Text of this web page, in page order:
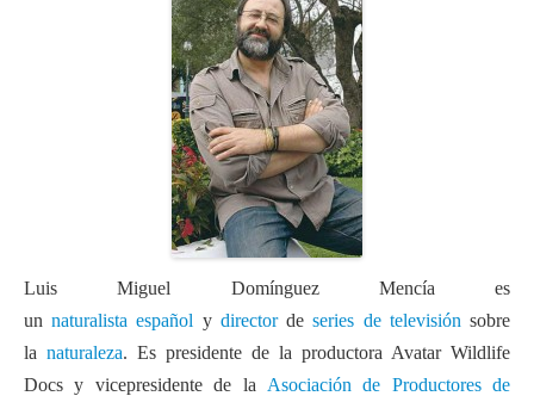
Luis Miguel Domínguez Mencía es
unnaturalista español y directordeseries de televisión sobre
la naturaleza. Es presidente de la productora Avatar Wildlife
Docs y vicepresidente de la Asociación de Productores de